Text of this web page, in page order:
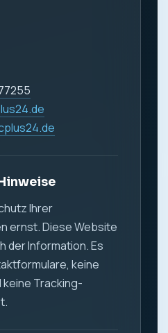
Ihrer
ernst. Diese Website
der Information. Es
keine
Tracking-